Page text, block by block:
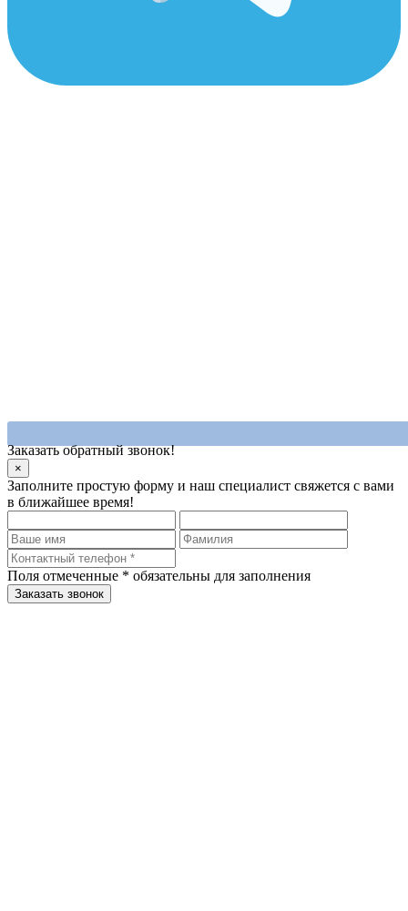
Заказать обратный звонок!
×
Заполните простую форму и наш специалист свяжется с вами
в ближайшее время!
Поля отмеченные * обязательны для заполнения